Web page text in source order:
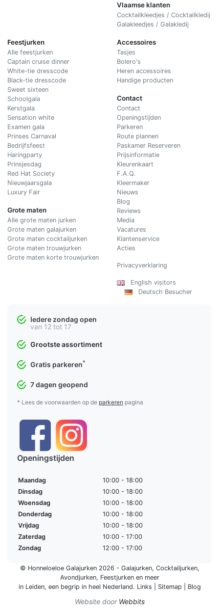
Vlaamse klanten
Cocktailkleedjes / Cocktailkledij
Galakleedjes / Galakledij
Feestjurken
Alle feestjurken
Captain cruise dinner
White-tie dresscode
Black-tie dresscode
Sweet sixteen
Schoolgala
Kerstgala
Sensation white
Examen gala
Prinses Carnaval
Bedrijfsfeest
Haringparty
Prinsjesdag
Red Hat Society
Nieuwjaarsgala
Luxury Fair
Grote maten
Alle grote maten jurken
Grote maten galajurken
Grote maten cocktailjurken
Grote maten trouwjurken
Grote maten korte trouwjurken
Accessoires
Tasjes
Bolero's
Heren accessoires
Handige producten
Contact
Contact
Openingstijden
Parkeren
Route plannen
Paskamer Reserveren
Prijsinformatie
Kleurenkaart
F.A.Q.
Kleermaker
Nieuws
Blog
Reviews
Media
Vacatures
Klantenservice
Acties
Privacyverklaring
English visitors
Deutsch Besucher
Iedere zondag open
van 12 tot 17
Grootste assortiment
Gratis parkeren*
7 dagen geopend
* Lees de voorwaarden op de parkeren pagina
Openingstijden
Maandag
10:00 - 18:00
Dinsdag
10:00 - 18:00
Woensdag
10:00 - 18:00
Donderdag
10:00 - 18:00
Vrijdag
10:00 - 18:00
Zaterdag
10:00 - 17:00
Zondag
12:00 - 17:00
© Honneloeloe Galajurken 2026 - Galajurken, Cocktailjurken,
Avondjurken, Feestjurkenen meer
in Leiden, een begrip in heel Nederland. Links Sitemap Blog
Website door Webbits